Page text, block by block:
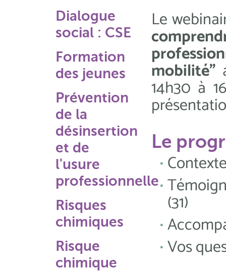
Dialogue
social : CSE
Formation
des jeunes
Prévention
de la
désinsertion
et de
l'usure
professionnelle
Risques
chimiques
Risque
chimique
Le
mobilité"
14h30 à
Le
(31)
Vos